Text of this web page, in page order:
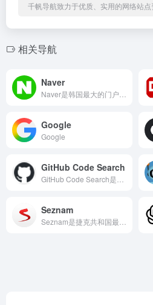
千帆导航致力于优质、实用的网络站点
相关导航
Naver
Google
Google
GitHub Code Search
Seznam